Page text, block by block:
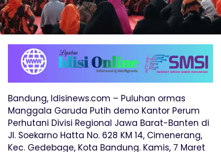
Bandung, Idisinews.com – Puluhan ormas
Manggala Garuda Putih demo Kantor Perum
Perhutani Divisi Regional Jawa Barat-Banten di
Jl. Soekarno Hatta No. 628 KM 14, Cimenerang,
Kec. Gedebage, Kota Bandung. Kamis, 7 Maret